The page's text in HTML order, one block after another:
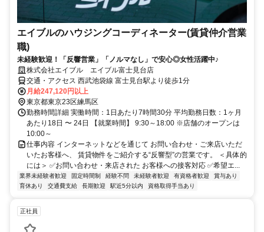
エイブルのハウジングコーディネーター(賃貸仲介営業
職)
未経験歓迎！「反響営業」「ノルマなし」で安心◎女性活躍中♪
株式会社エイブル エイブル富士見台店
交通・アクセス 西武池袋線 富士見台駅より徒歩1分
月給247,120円以上
東京都東京23区練馬区
勤務時間詳細 実働時間：1日あたり7時間30分 平均勤務日数：1ヶ月
あたり18日 〜 24日 【就業時間】 9:30～18:00 ※店舗のオープンは
10:00～
仕事内容 インターネットなどを通じて お問い合わせ・ご来店いただ
いたお客様へ、 賃貸物件をご紹介する“反響型”の営業です。 ＜具体的
には＞ ✅お問い合わせ・来店された お客様への接客対応 ✅希望エ...
業界未経験者歓迎 固定時間制 経験不問 未経験者歓迎 有資格者歓迎
賞与あり
育休あり
交通費支給 長期歓迎 駅近5分以内 資格取得手当あり
正社員